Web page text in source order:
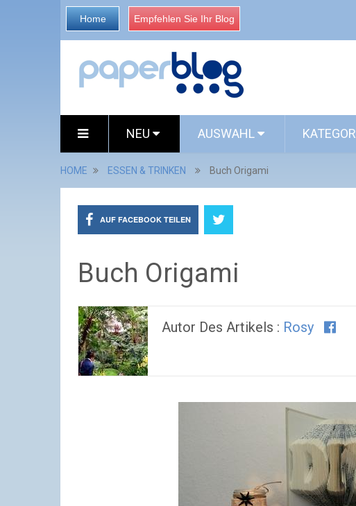
Home Empfehlen Sie Ihr Blog
NEU AUSWAHL
HOME ESSEN & TRINKEN Buch Origami
AUF FACEBOOK TEILEN
Buch Origami
Autor Des Artikels : Rosy